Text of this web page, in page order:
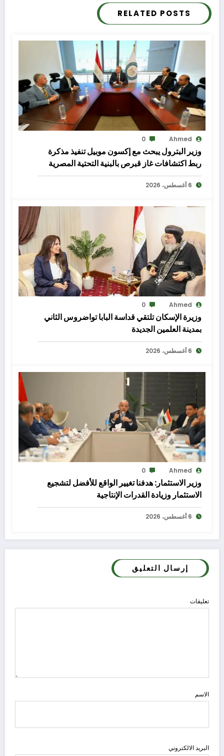
RELATED POSTS
Ahmed
0
وزير البترول يبحث مع إكسون موبيل تنفيذ مذكرة
ربط اكتشافات غاز قبرص بالبنية التحتية المصرية
6 أغسطس، 2026
Ahmed
0
وزيرة الإسكان تلتقي قداسة البابا تواضروس الثاني
بمدينة العلمين الجديدة
6 أغسطس، 2026
Ahmed
0
وزير الاستثمار: هدفنا تغيير الواقع للأفضل لتشجيع
الاستثمار وزيادة القدرات الإنتاجية
6 أغسطس، 2026
إرسال التعليق
تعليقات
الاسم
البريد الالكتروني